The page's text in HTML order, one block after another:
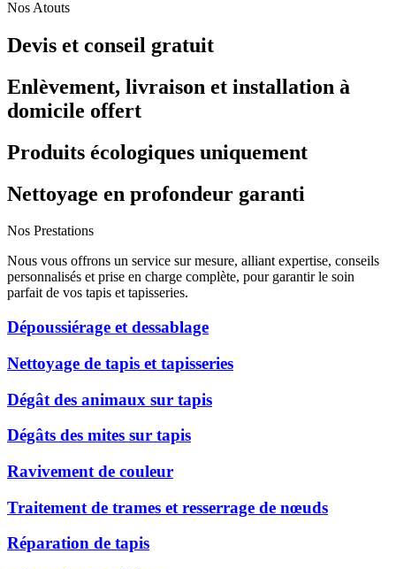
Nos Atouts
Devis et conseil gratuit
Enlèvement, livraison et installation à
domicile offert
Produits écologiques uniquement
Nettoyage en profondeur garanti
Nos Prestations
Nous vous offrons un service sur mesure, alliant expertise, conseils
personnalisés et prise en charge complète, pour garantir le soin
parfait de vos tapis et tapisseries.
Dépoussiérage et dessablage
Nettoyage de tapis et tapisseries
Dégât des animaux sur tapis
Dégâts des mites sur tapis
Ravivement de couleur
Traitement de trames et resserrage de nœuds
Réparation de tapis